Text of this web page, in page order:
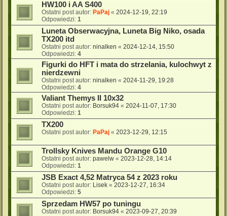
HW100 i AA S400
Ostatni post autor: PaPaj « 2024-12-19, 22:19
Odpowiedzi: 1
Luneta Obserwacyjna, Luneta Big Niko, osada
TX200 itd
Ostatni post autor: ninalken « 2024-12-14, 15:50
Odpowiedzi: 4
Figurki do HFT i mata do strzelania, kulochwyt z
nierdzewni
Ostatni post autor: ninalken « 2024-11-29, 19:28
Odpowiedzi: 4
Valiant Themys II 10x32
Ostatni post autor: Borsuk94 « 2024-11-07, 17:30
Odpowiedzi: 1
TX200
Ostatni post autor: PaPaj « 2023-12-29, 12:15
Trollsky Knives Mandu Orange G10
Ostatni post autor: pawelw « 2023-12-28, 14:14
Odpowiedzi: 1
JSB Exact 4,52 Matryca 54 z 2023 roku
Ostatni post autor: Lisek « 2023-12-27, 16:34
Odpowiedzi: 5
Sprzedam HW57 po tuningu
Ostatni post autor: Borsuk94 « 2023-09-27, 20:39